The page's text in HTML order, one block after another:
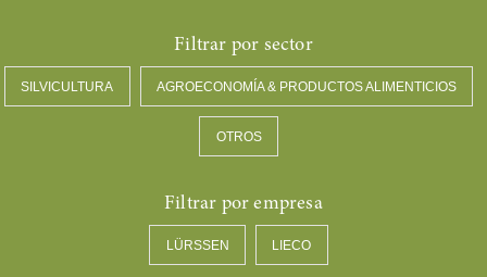
SILVICULTURA AGROECONOMÍA & PRODUCTOS ALIMENTICIOS
OTROS
LÜRSSEN LIECO